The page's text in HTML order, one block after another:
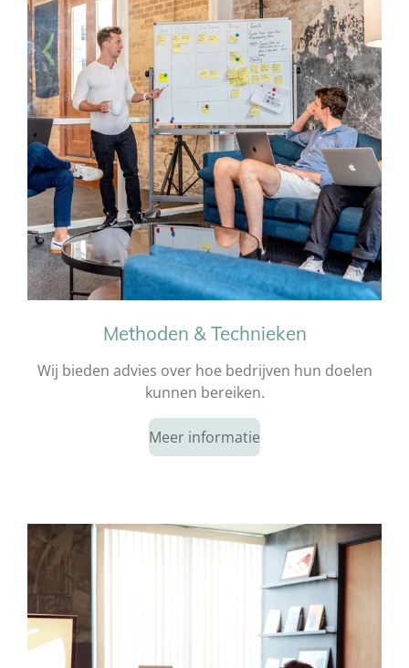
Methoden & Technieken
Wij bieden advies over hoe bedrijven hun doelen
kunnen bereiken.
Meer informatie